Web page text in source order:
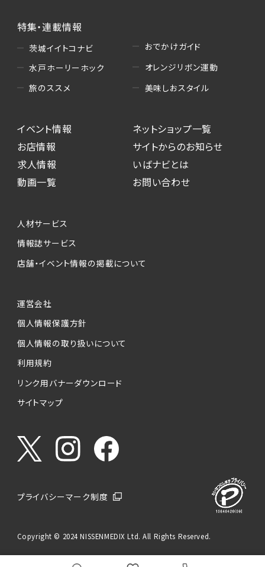
特集・連載情報
茨城イイトコナビ
水戸ホーリーホック
旅のススメ
おでかけガイド
オレンジリボン運動
美味しおスタイル
イベント情報
お店情報
求人情報
動画一覧
ネットショップ一覧
サイトからのお知らせ
いばナビとは
お問い合わせ
人材サービス
情報誌サービス
店舗・イベント情報の掲載について
運営会社
個人情報保護方針
個人情報の取り扱いについて
利用規約
リンク用バナーダウンロード
サイトマップ
プライバシーマーク制度
Copyright © 2024 NISSENMEDIX Ltd. All Rights Reserved.